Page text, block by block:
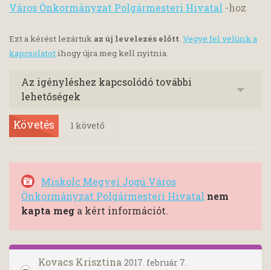
Város Önkormányzat Polgármesteri Hivatal -hoz
Ezt a kérést lezártuk az új levelezés előtt. Vegye fel velünk a
kapcsolatotihogy újra meg kell nyitnia.
Az igényléshez kapcsolódó további
lehetőségek
Követés 1 követő
Miskolc Megyei Jogú Város
Önkormányzat Polgármesteri Hivatal nem
kapta meg a kért információt.
Kovacs Krisztina 2017. február 7.